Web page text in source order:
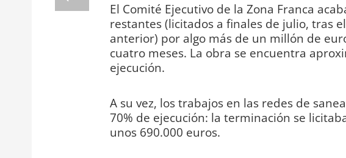
El Comité Ejecutivo de la Zona Franca
restantes (licitados a finales de julio, tras
anterior) por algo más de un millón de
cuatro meses. La obra se encuentra
ejecución.
A su vez, los trabajos en las redes de
70% de ejecución: la terminación se
unos 690.000 euros.